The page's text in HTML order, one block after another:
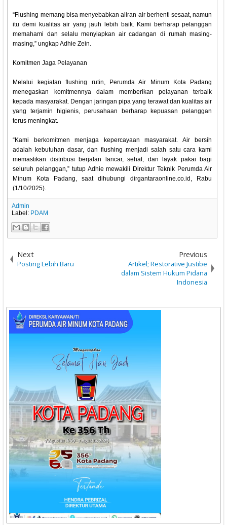
“Flushing memang bisa menyebabkan aliran air berhenti sesaat, namun
itu demi kualitas air yang jauh lebih baik. Kami berharap pelanggan
memahami dan selalu menyiapkan air cadangan di rumah masing-
masing,” ungkap Adhie Zein.
Komitmen Jaga Pelayanan
Melalui kegiatan flushing rutin, Perumda Air Minum Kota Padang
menegaskan komitmennya dalam memberikan pelayanan terbaik
kepada masyarakat. Dengan jaringan pipa yang terawat dan kualitas air
yang terjamin higienis, perusahaan berharap kepuasan pelanggan
terus meningkat.
“Kami berkomitmen menjaga kepercayaan masyarakat. Air bersih
adalah kebutuhan dasar, dan flushing menjadi salah satu cara kami
memastikan distribusi berjalan lancar, sehat, dan layak pakai bagi
seluruh pelanggan,” tutup Adhie mewakili Direktur Teknik Perumda Air
Minum Kota Padang, saat dihubungi dirgantaraonline.co.id, Rabu
(1/10/2025).
Admin
Label: PDAM
Next
Posting Lebih Baru
Previous
Artikel; Restorative Justibe
dalam Sistem Hukum Pidana
Indonesia